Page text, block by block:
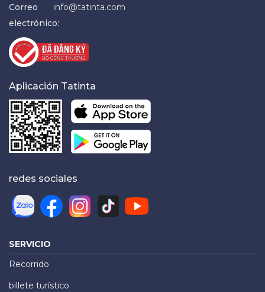
Correo
electrónico:
info@tatinta.com
Aplicación Tatinta
redes sociales
SERVICIO
Recorrido
billete turístico